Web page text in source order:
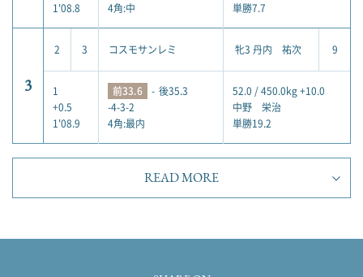
1'08.8
4角:中
単勝7.7
3
2 3 コスモサンレミ 牝3 丹内 祐次 9
1
+0.5
1'08.9
前33.6 - 後35.3
-4-3-2
4角:最内
52.0 / 450.0kg +10.0
中野 栄治
単勝19.2
READ MORE